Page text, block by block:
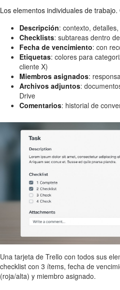
Los elementos individuales de
Descripción: contexto,
Checklists: subtareas dentro
Fecha de vencimiento: con
Etiquetas: colores para
cliente X)
Miembros asignados:
Archivos adjuntos:
Drive
Comentarios: historial de
Una tarjeta de Trello con todos sus
checklist con 3 ítems, fecha de
(roja/alta) y miembro asignado.